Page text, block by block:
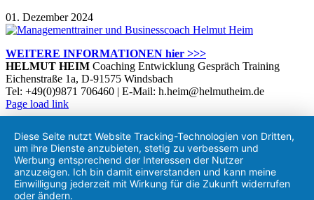
01. Dezember 2024
WEITERE INFORMATIONEN hier >>>
HELMUT HEIM Coaching Entwicklung Gespräch Training
Eichenstraße 1a, D-91575 Windsbach
Tel: +49(0)9871 706460 | E-Mail: h.heim@helmutheim.de
Twitter
Facebook
LinkedIn
Xing
Instagram
Page load link
Diese Seite nutzt Website Tracking-Technologien von Dritten,
um ihre Dienste anzubieten, stetig zu verbessern und
Werbung entsprechend der Interessen der Nutzer
anzuzeigen. Ich bin damit einverstanden und kann meine
Einwilligung jederzeit mit Wirkung für die Zukunft widerrufen
oder ändern.
Nach